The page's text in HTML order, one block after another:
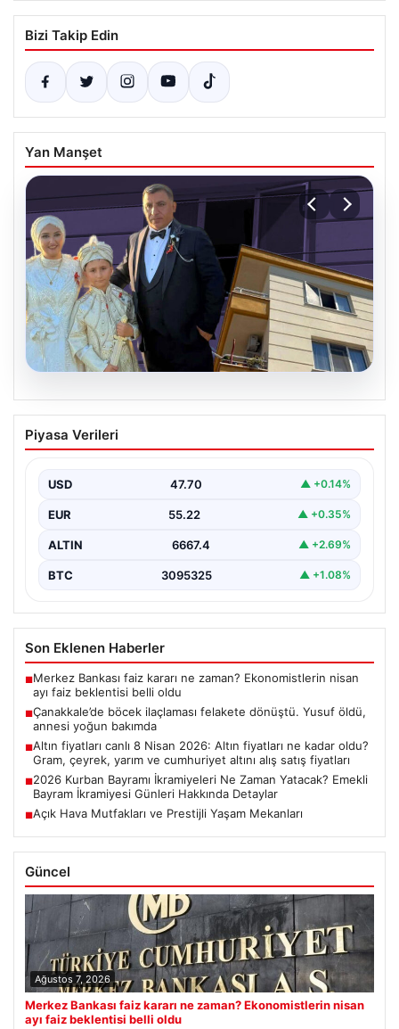
Bizi Takip Edin
Yan Manşet
Çanakkale’de böcek ilaçlaması felakete
dönüştü. Yusuf öldü, annesi yoğun
Piyasa Verileri
USD 47.70 ▲ +0.14%
EUR 55.22 ▲ +0.35%
ALTIN 6667.4 ▲ +2.69%
BTC 3095325 ▲ +1.08%
Son Eklenen Haberler
■Merkez Bankası faiz kararı ne zaman? Ekonomistlerin nisan
ayı faiz beklentisi belli oldu
■Çanakkale’de böcek ilaçlaması felakete dönüştü. Yusuf öldü,
annesi yoğun bakımda
■Altın fiyatları canlı 8 Nisan 2026: Altın fiyatları ne kadar oldu?
Gram, çeyrek, yarım ve cumhuriyet altını alış satış fiyatları
■2026 Kurban Bayramı İkramiyeleri Ne Zaman Yatacak? Emekli
Bayram İkramiyesi Günleri Hakkında Detaylar
■Açık Hava Mutfakları ve Prestijli Yaşam Mekanları
Güncel
Ağustos 7, 2026
Merkez Bankası faiz kararı ne zaman? Ekonomistlerin nisan
ayı faiz beklentisi belli oldu